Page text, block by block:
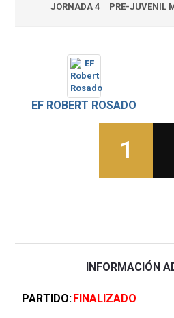
JORNADA 4 │ PRE-JUVENIL
EF ROBERT ROSADO
1
INFORMACIÓN
PARTIDO FINALIZADO